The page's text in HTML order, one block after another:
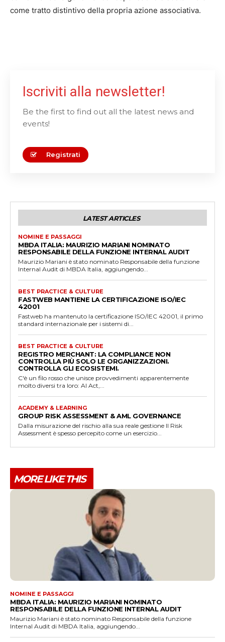
come tratto distintivo della propria azione associativa.
Iscriviti alla newsletter!
Be the first to find out all the latest news and
events!
Registrati
LATEST ARTICLES
NOMINE E PASSAGGI
MBDA ITALIA: MAURIZIO MARIANI NOMINATO
RESPONSABILE DELLA FUNZIONE INTERNAL AUDIT
Maurizio Mariani è stato nominato Responsabile della funzione
Internal Audit di MBDA Italia, aggiungendo...
BEST PRACTICE & CULTURE
FASTWEB MANTIENE LA CERTIFICAZIONE ISO/IEC
42001
Fastweb ha mantenuto la certificazione ISO/IEC 42001, il primo
standard internazionale per i sistemi di...
BEST PRACTICE & CULTURE
REGISTRO MERCHANT: LA COMPLIANCE NON
CONTROLLA PIÙ SOLO LE ORGANIZZAZIONI.
CONTROLLA GLI ECOSISTEMI.
C'è un filo rosso che unisce provvedimenti apparentemente
molto diversi tra loro: AI Act,...
ACADEMY & LEARNING
GROUP RISK ASSESSMENT & AML GOVERNANCE
Dalla misurazione del rischio alla sua reale gestione Il Risk
Assessment è spesso percepito come un esercizio...
MORE LIKE THIS
NOMINE E PASSAGGI
MBDA ITALIA: MAURIZIO MARIANI NOMINATO
RESPONSABILE DELLA FUNZIONE INTERNAL AUDIT
Maurizio Mariani è stato nominato Responsabile della funzione
Internal Audit di MBDA Italia, aggiungendo...